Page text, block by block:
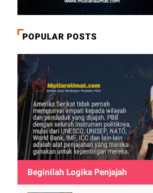
POPULAR POSTS
Beginilah Logika Penjajah